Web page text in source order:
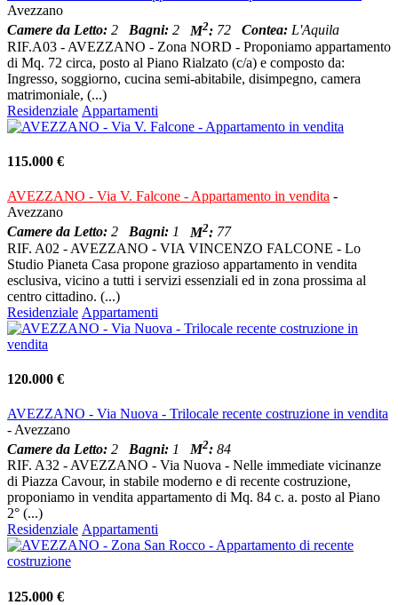
Avezzano
Camere da Letto: 2 Bagni: 2 M2: 72 Contea: L'Aquila
RIF.A03 - AVEZZANO - Zona NORD - Proponiamo appartamento
di Mq. 72 circa, posto al Piano Rialzato (c/a) e composto da:
Ingresso, soggiorno, cucina semi-abitabile, disimpegno, camera
matrimoniale, (...)
Residenziale Appartamenti
115.000 €
AVEZZANO - Via V. Falcone - Appartamento in vendita -
Avezzano
Camere da Letto: 2 Bagni: 1 M2: 77
RIF. A02 - AVEZZANO - VIA VINCENZO FALCONE - Lo
Studio Pianeta Casa propone grazioso appartamento in vendita
esclusiva, vicino a tutti i servizi essenziali ed in zona prossima al
centro cittadino. (...)
Residenziale Appartamenti
120.000 €
AVEZZANO - Via Nuova - Trilocale recente costruzione in vendita
- Avezzano
Camere da Letto: 2 Bagni: 1M2: 84
RIF. A32 - AVEZZANO - Via Nuova - Nelle immediate vicinanze
di Piazza Cavour, in stabile moderno e di recente costruzione,
proponiamo in vendita appartamento di Mq. 84 c. a. posto al Piano
2° (...)
Residenziale Appartamenti
125.000 €